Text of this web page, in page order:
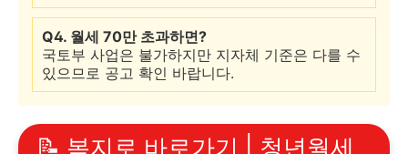
Q4. 월세 70만 초과하면?
국토부 사업은 불가하지만 지자체 기준은 다를 수
있으므로 공고 확인 바랍니다.
📝 복지로 바로가기 | 청년월세